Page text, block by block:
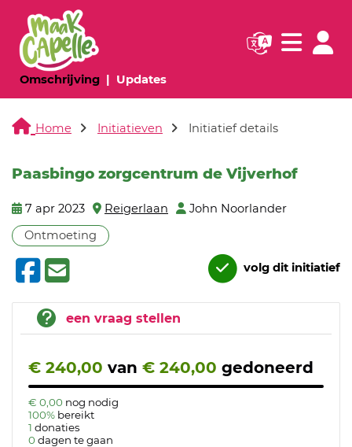
Omschrijving(huidige pagina)
Updates(huidige pagina)
Navigatie
Home Initiatieven Initiatief details
Paasbingo zorgcentrum de Vijverhof
7 apr 2023 Reigerlaan
John Noorlander
Ontmoeting
volg dit initiatief
een vraag stellen
€ 240,00 van € 240,00 gedoneerd
€ 0,00 nog nodig
100% bereikt
1 donaties
0 dagen te gaan